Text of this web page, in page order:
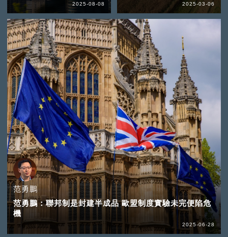
2025-08-08
范勇鵬
范勇鵬：聯邦制是封建半成品 歐盟制度實驗未完便陷危
機
2025-06-28
2025-03-06